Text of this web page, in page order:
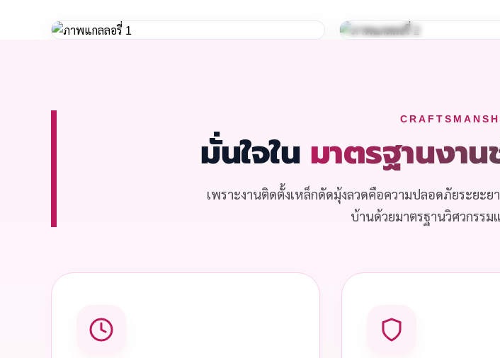
มั่นใจใน มาตรฐานงาน
เพราะงานติดตั้งเหล็กดัดมุ้งลวดคือความปลอดภัยระยะย
บ้านด้วยมาตรฐานวิศวกรร